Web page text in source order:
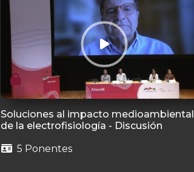
Soluciones al impacto medioambiental
de la electrofisiología - Discusión
5 Ponentes